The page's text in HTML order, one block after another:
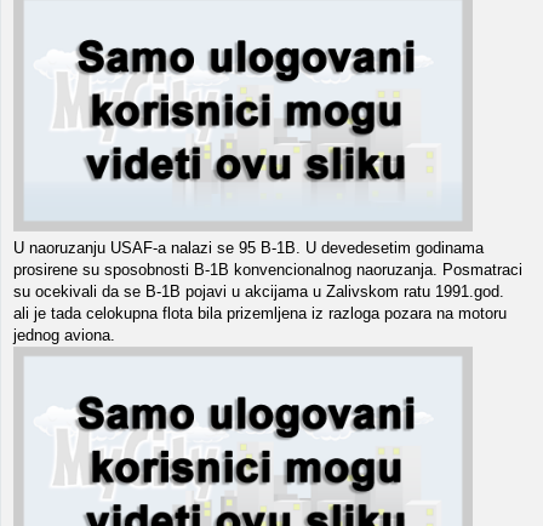
U naoruzanju USAF-a nalazi se 95 B-1B. U devedesetim godinama
prosirene su sposobnosti B-1B konvencionalnog naoruzanja. Posmatraci
su ocekivali da se B-1B pojavi u akcijama u Zalivskom ratu 1991.god.
ali je tada celokupna flota bila prizemljena iz razloga pozara na motoru
jednog aviona.